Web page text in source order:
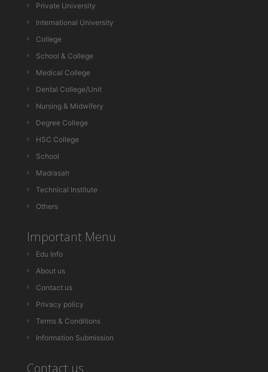
Private University
International University
College
School & College
Medical College
Dental College/Unit
Nursing & Midwifery
Degree College
HSC College
School
Madrasah
Technical Institute
Others
Important Menu
Edu Info
About us
Contact us
Privacy policy
Terms & Conditions
Information Submission
Contact us